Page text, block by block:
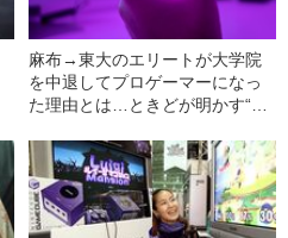
麻布→東大のエリートが大学院
を中退してプロゲーマーになっ
た理由とは…ときどが明かす“思